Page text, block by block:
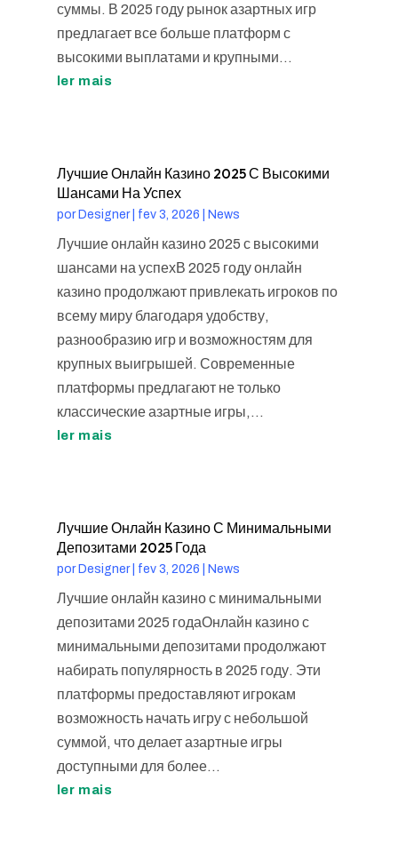
суммы. В 2025 году рынок азартных игр
предлагает все больше платформ с
высокими выплатами и крупными...
ler mais
Лучшие Онлайн Казино 2025 С Высокими
Шансами На Успех
por Designer| fev 3, 2026 News
Лучшие онлайн казино 2025 с высокими
шансами на успехВ 2025 году онлайн
казино продолжают привлекать игроков по
всему миру благодаря удобству,
разнообразию игр и возможностям для
крупных выигрышей. Современные
платформы предлагают не только
классические азартные игры,...
ler mais
Лучшие Онлайн Казино С Минимальными
Депозитами 2025 Года
por Designer| fev 3, 2026 News
Лучшие онлайн казино с минимальными
депозитами 2025 годаОнлайн казино с
минимальными депозитами продолжают
набирать популярность в 2025 году. Эти
платформы предоставляют игрокам
возможность начать игру с небольшой
суммой, что делает азартные игры
доступными для более...
ler mais